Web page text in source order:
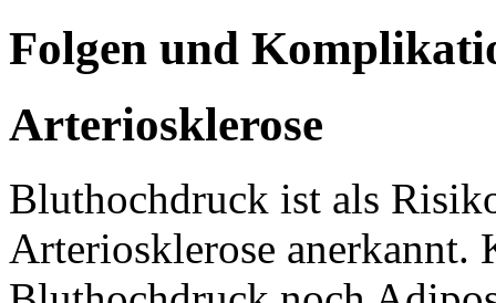
Folgen und
Arteriosklerose
Bluthochdruck ist als
Arteriosklerose